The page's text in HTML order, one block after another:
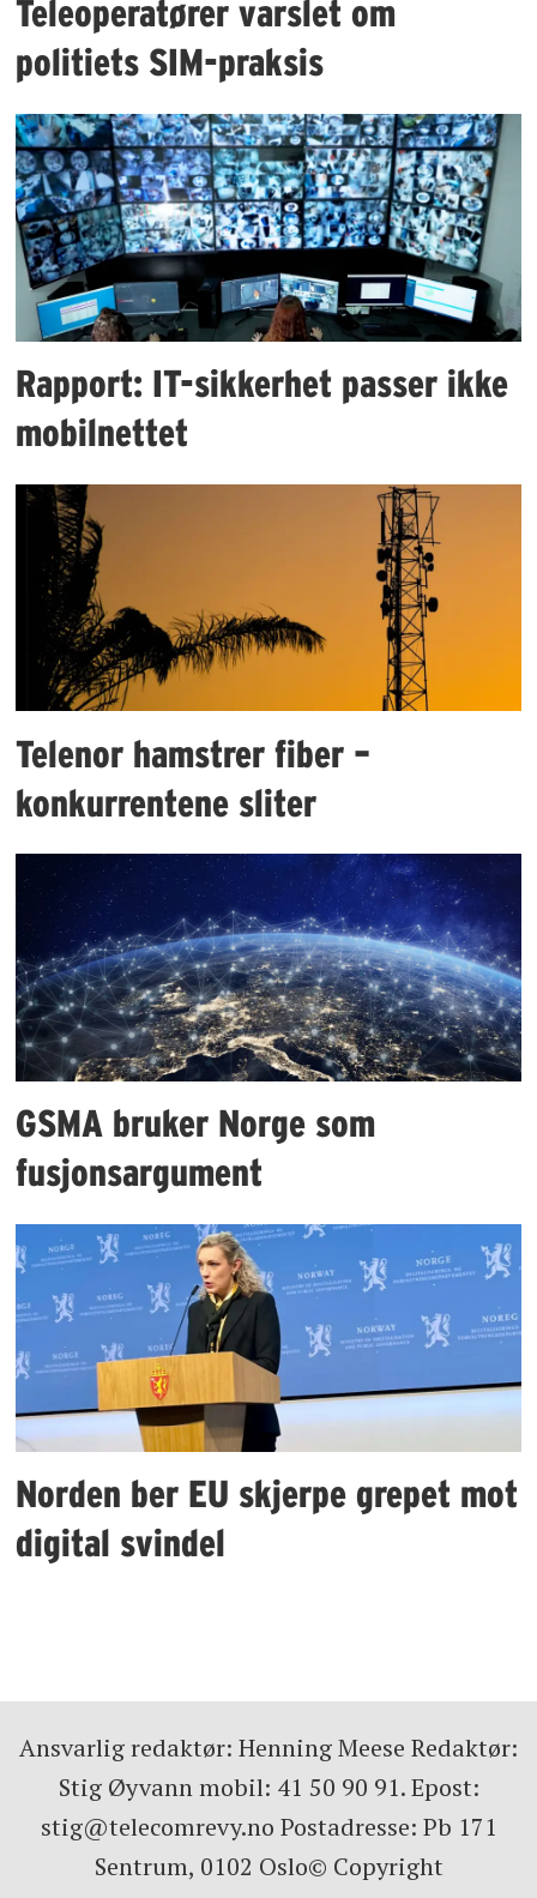
Teleoperatører varslet om
politiets SIM-praksis
Rapport: IT-sikkerhet passer ikke
mobilnettet
Telenor hamstrer fiber –
konkurrentene sliter
GSMA bruker Norge som
fusjonsargument
Norden ber EU skjerpe grepet mot
digital svindel
Ansvarlig redaktør: Henning Meese Redaktør:
Stig Øyvann mobil: 41 50 90 91. Epost:
stig@telecomrevy.no Postadresse: Pb 171
Sentrum, 0102 Oslo© Copyright